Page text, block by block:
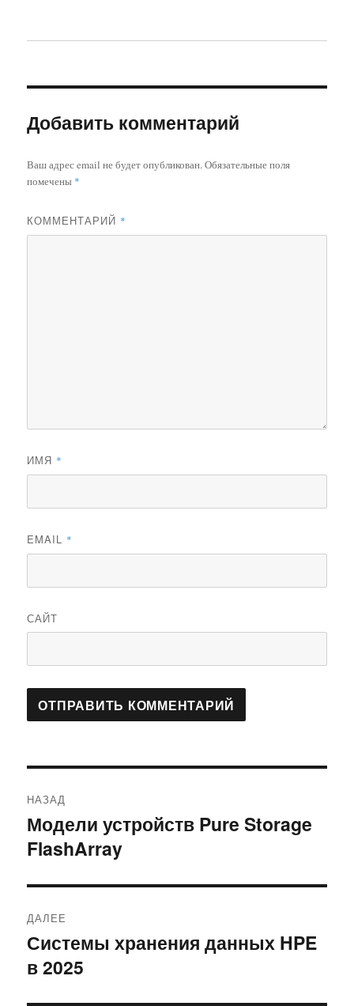
Добавить комментарий
Ваш адрес email не будет опубликован.Обязательные поля
помечены *
КОММЕНТАРИЙ *
ИМЯ *
EMAIL *
САЙТ
по
записям
НАЗАД
Предыдущая
запись:
Модели устройств Pure Storage
FlashArray
ДАЛЕЕ
Следующая
запись:
Системы хранения данных HPE
в 2025